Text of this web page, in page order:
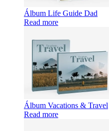
Álbum Life Guide Dad
Read more
Álbum Vacations & Travel
Read more